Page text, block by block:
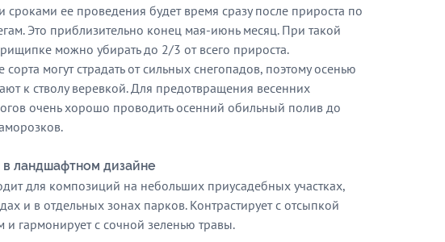
сроками ее проведения будет время сразу после прироста по
Это приблизительно конец мая-июнь месяц. При такой
можно убирать до 2/3 от всего прироста.
могут страдать от сильных снегопадов, поэтому осенью
к стволу веревкой. Для предотвращения весенних
очень хорошо проводить осенний обильный полив до
ландшафтном дизайне
для композиций на небольших приусадебных участках,
и в отдельных зонах парков. Контрастирует с отсыпкой
и гармонирует с сочной зеленью травы.